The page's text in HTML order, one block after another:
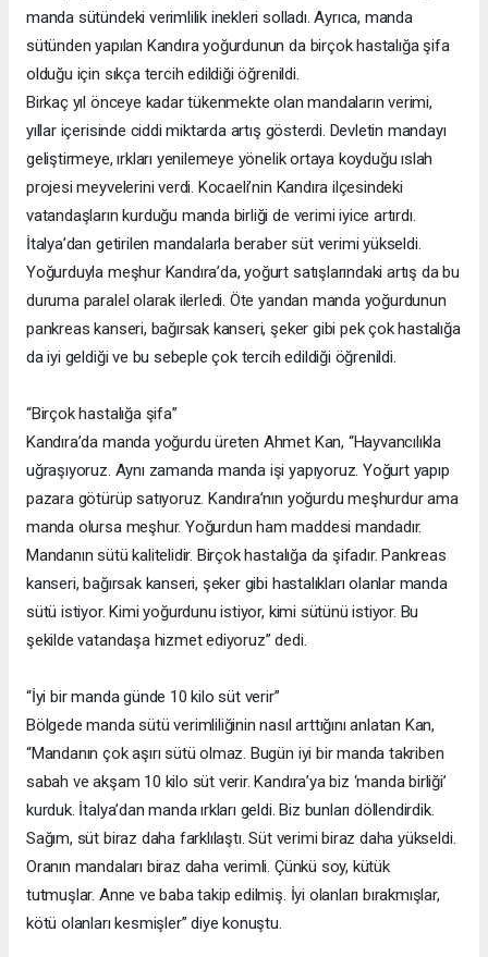
manda sütündeki verimlilik inekleri solladı. Ayrıca, manda
sütünden yapılan Kandıra yoğurdunun da birçok hastalığa şifa
olduğu için sıkça tercih edildiği öğrenildi.
Birkaç yıl önceye kadar tükenmekte olan mandaların verimi,
yıllar içerisinde ciddi miktarda artış gösterdi. Devletin mandayı
geliştirmeye, ırkları yenilemeye yönelik ortaya koyduğu ıslah
projesi meyvelerini verdi. Kocaeli’nin Kandıra ilçesindeki
vatandaşların kurduğu manda birliği de verimi iyice artırdı.
İtalya’dan getirilen mandalarla beraber süt verimi yükseldi.
Yoğurduyla meşhur Kandıra’da, yoğurt satışlarındaki artış da bu
duruma paralel olarak ilerledi. Öte yandan manda yoğurdunun
pankreas kanseri, bağırsak kanseri, şeker gibi pek çok hastalığa
da iyi geldiği ve bu sebeple çok tercih edildiği öğrenildi.
“Birçok hastalığa şifa”
Kandıra’da manda yoğurdu üreten Ahmet Kan, “Hayvancılıkla
uğraşıyoruz. Aynı zamanda manda işi yapıyoruz. Yoğurt yapıp
pazara götürüp satıyoruz. Kandıra’nın yoğurdu meşhurdur ama
manda olursa meşhur. Yoğurdun ham maddesi mandadır.
Mandanın sütü kalitelidir. Birçok hastalığa da şifadır. Pankreas
kanseri, bağırsak kanseri, şeker gibi hastalıkları olanlar manda
sütü istiyor. Kimi yoğurdunu istiyor, kimi sütünü istiyor. Bu
şekilde vatandaşa hizmet ediyoruz” dedi.
“İyi bir manda günde 10 kilo süt verir”
Bölgede manda sütü verimliliğinin nasıl arttığını anlatan Kan,
“Mandanın çok aşırı sütü olmaz. Bugün iyi bir manda takriben
sabah ve akşam 10 kilo süt verir. Kandıra’ya biz ‘manda birliği’
kurduk. İtalya’dan manda ırkları geldi. Biz bunları döllendirdik.
Sağım, süt biraz daha farklılaştı. Süt verimi biraz daha yükseldi.
Oranın mandaları biraz daha verimli. Çünkü soy, kütük
tutmuşlar. Anne ve baba takip edilmiş. İyi olanları bırakmışlar,
kötü olanları kesmişler” diye konuştu.